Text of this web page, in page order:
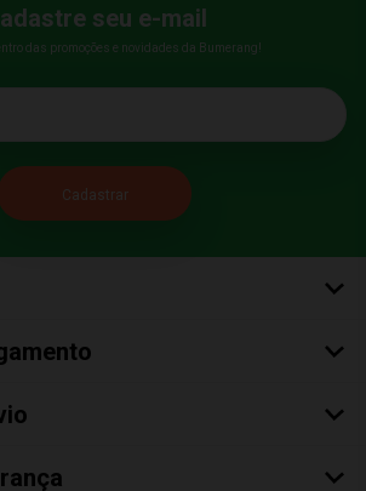
seu e-mail
das promoções e novidades da Bumerang!